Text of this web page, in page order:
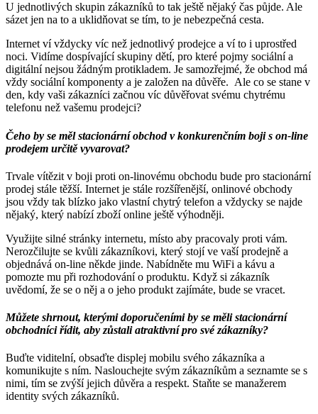
U jednotlivých skupin zákazníků to tak ještě nějaký čas půjde. Ale
sázet jen na to a uklidňovat se tím, to je nebezpečná cesta.
Internet ví vždycky víc než jednotlivý prodejce a ví to i uprostřed
noci. Vidíme dospívající skupiny dětí, pro které pojmy sociální a
digitální nejsou žádným protikladem. Je samozřejmé, že obchod má
vždy sociální komponenty a je založen na důvěře. Ale co se stane v
den, kdy vaši zákazníci začnou víc důvěřovat svému chytrému
telefonu než vašemu prodejci?
Čeho by se měl stacionární obchod v konkurenčním boji s on-line
prodejem určitě vyvarovat?
Trvale vítězit v boji proti on-linovému obchodu bude pro stacionární
prodej stále těžší. Internet je stále rozšířenější, onlinové obchody
jsou vždy tak blízko jako vlastní chytrý telefon a vždycky se najde
nějaký, který nabízí zboží online ještě výhodněji.
Využijte silné stránky internetu, místo aby pracovaly proti vám.
Nerozčilujte se kvůli zákazníkovi, který stojí ve vaší prodejně a
objednává on-line někde jinde. Nabídněte mu WiFi a kávu a
pomozte mu při rozhodování o produktu. Když si zákazník
uvědomí, že se o něj a o jeho produkt zajímáte, bude se vracet.
Můžete shrnout, kterými doporučeními by se měli stacionární
obchodníci řídit, aby zůstali atraktivní pro své zákazníky?
Buďte viditelní, obsaďte displej mobilu svého zákazníka a
komunikujte s ním. Naslouchejte svým zákazníkům a seznamte se s
nimi, tím se zvýší jejich důvěra a respekt. Staňte se manažerem
identity svých zákazníků.